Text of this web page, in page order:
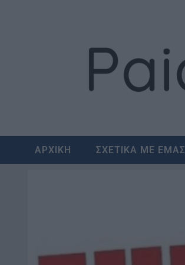
ΑΡΧΙΚΗ ΣΧΕΤΙΚΑ ΜΕ ΕΜΑΣ